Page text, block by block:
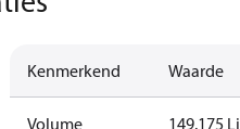
Kenmerkend Waarde
Volume 149.175